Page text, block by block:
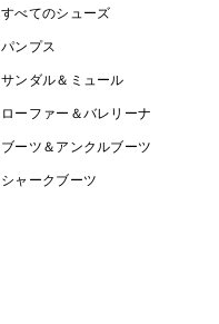
すべてのシューズ
パンプス
サンダル＆ミュール
ローファー＆バレリーナ
ブーツ＆アンクルブーツ
シャークブーツ